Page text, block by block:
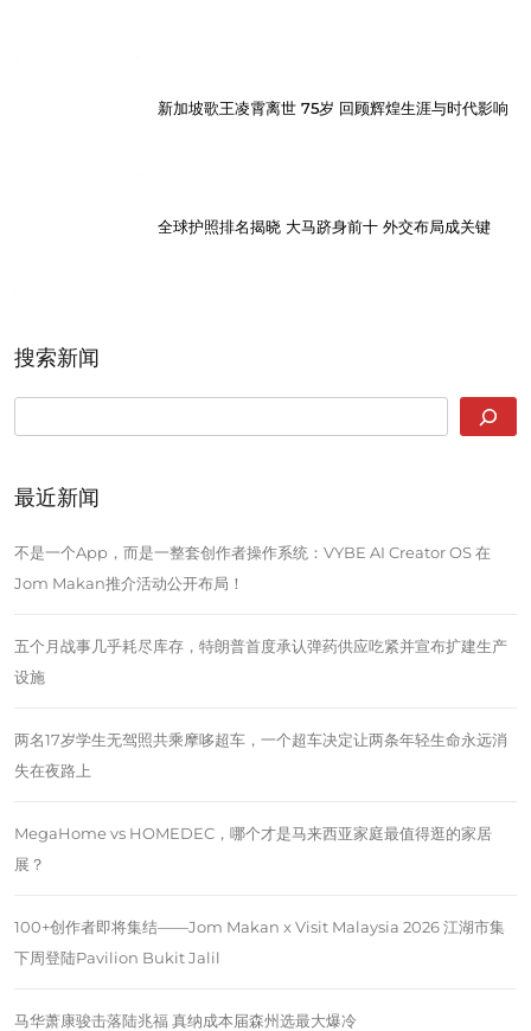
新加坡歌王凌霄离世 75岁 回顾辉煌生涯与时代影响
全球护照排名揭晓 大马跻身前十 外交布局成关键
搜索新闻
最近新闻
不是一个App，而是一整套创作者操作系统：VYBE AI Creator OS 在
Jom Makan推介活动公开布局！
五个月战事几乎耗尽库存，特朗普首度承认弹药供应吃紧并宣布扩建生产
设施
两名17岁学生无驾照共乘摩哆超车，一个超车决定让两条年轻生命永远消
失在夜路上
MegaHome vs HOMEDEC，哪个才是马来西亚家庭最值得逛的家居
展？
100+创作者即将集结——Jom Makan x Visit Malaysia 2026 江湖市集
下周登陆Pavilion Bukit Jalil
马华萧康骏击落陆兆福 真纳成本届森州选最大爆冷